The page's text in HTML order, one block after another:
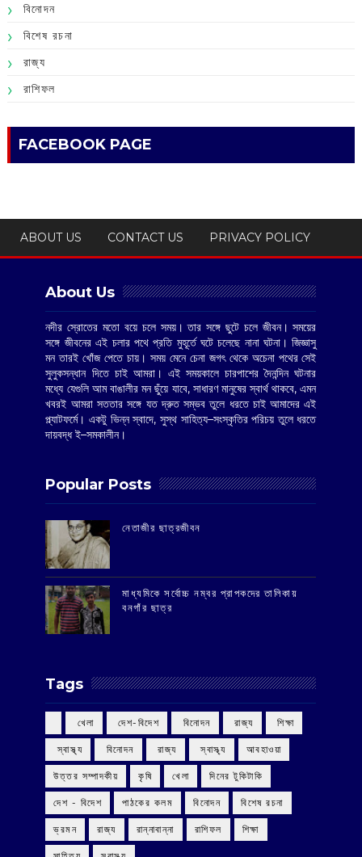
বিনোদন
বিশেষ রচনা
রাজ্য
রাশিফল
FACEBOOK PAGE
ABOUT US CONTACT US PRIVACY POLICY
About Us
নদীর স্রোতের মতো বয়ে চলে সময়। তার সঙ্গে ছুটে চলে জীবন। সময়ের
সঙ্গে জীবনের এই চলার পথে প্রতি মুহূর্তে ঘটে চলেছে নানা ঘটনা। জিজ্ঞাসু
মন তারই খোঁজ পেতে চায়। সময় মেনে চেনা জগৎ থেকে অচেনা পথের সেই
সুলুকসন্ধান দিতে চাই আমরা। এই সময়কালে চারপাশের দৈনন্দিন ঘটনার
মধ্যে যেগুলি আম বাঙালীর মন ছুঁয়ে যাবে, সাধারণ মানুষের স্বার্থ থাকবে, এমন
খবরই আমরা সততার সঙ্গে যত দ্রুত সম্ভব তুলে ধরতে চাই আমাদের এই
প্ল্যাটফর্মে। একটু ভিন্ন স্বাদে, সুস্থ সাহিত্য–সংস্কৃতির পরিচয় তুলে ধরতে
দায়বদ্ধ ই–সমকালীন।
Popular Posts
‌নেতাজীর ছাত্রজীবন
মাধ্যমিকে সর্বোচ্চ নম্বর প্রাপকদের তালিকায়
বনগাঁর ছাত্র
Tags
‌ খেলা ‌ দেশ-বিদেশ ‌ বিনোদন ‌ রাজ্য ‌ শিক্ষা
‌ স্বাস্থ্য ‌ বিনোদন ‌ রাজ্য ‌ স্বাস্থ্য আবহাওয়া
উত্তর সম্পাদকীয় কৃষি খেলা দিনের টুকিটাকি
দেশ - বিদেশ পাঠকের কলম বিনোদন বিশেষ রচনা
ভ্রমন রাজ্য রান্নাবান্না রাশিফল শিক্ষা